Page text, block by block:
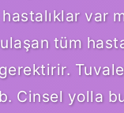
var
tüm
Cinsel yolla